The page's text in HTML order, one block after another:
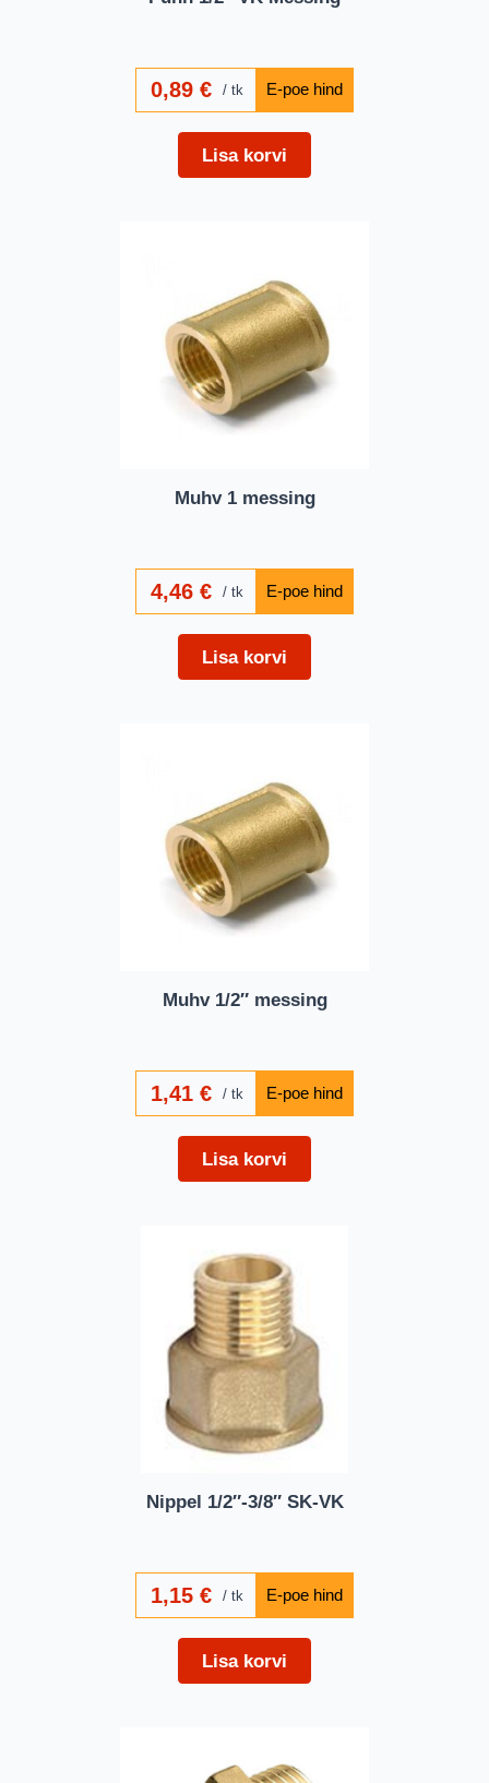
0,89€ tk
Lisa korvi
Muhv 1 messing
4,46€ tk
Lisa korvi
Muhv 1/2″ messing
1,41€ tk
Lisa korvi
Nippel 1/2″-3/8″ SK-VK
1,15€ tk
Lisa korvi